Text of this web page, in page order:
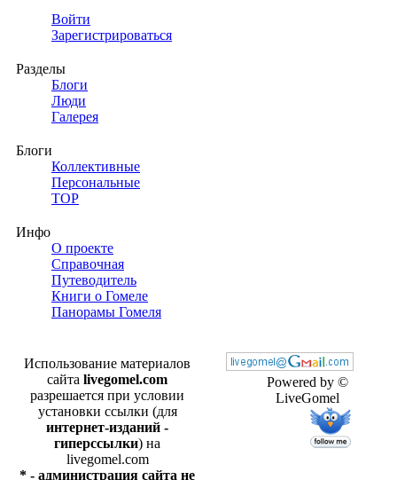
Войти
Зарегистрироваться
Разделы
Блоги
Люди
Галерея
Блоги
Коллективные
Персональные
TOP
Инфо
О проекте
Справочная
Путеводитель
Книги о Гомеле
Панорамы Гомеля
Powered by ©
LiveGomel
Использование материалов
сайта livegomel.com
разрешается при условии
установки ссылки (для
интернет-изданий -
гиперссылки) на
livegomel.com
* - администрация сайта не